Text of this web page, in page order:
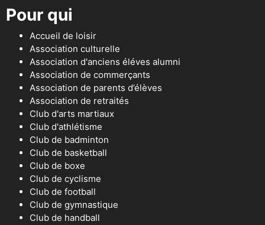
Pour qui
Accueil de loisir
Association culturelle
Association d'anciens éléves alumni
Association de commerçants
Association de parents d’élèves
Association de retraités
Club d'arts martiaux
Club d'athlétisme
Club de badminton
Club de basketball
Club de boxe
Club de cyclisme
Club de football
Club de gymnastique
Club de handball